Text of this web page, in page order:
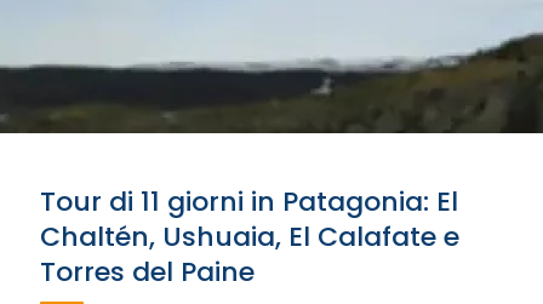
Tour di 11 giorni in Patagonia: El
Chaltén, Ushuaia, El Calafate e
Torres del Paine